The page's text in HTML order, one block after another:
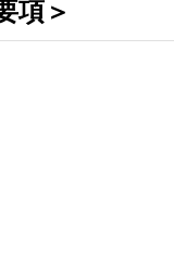
項＞